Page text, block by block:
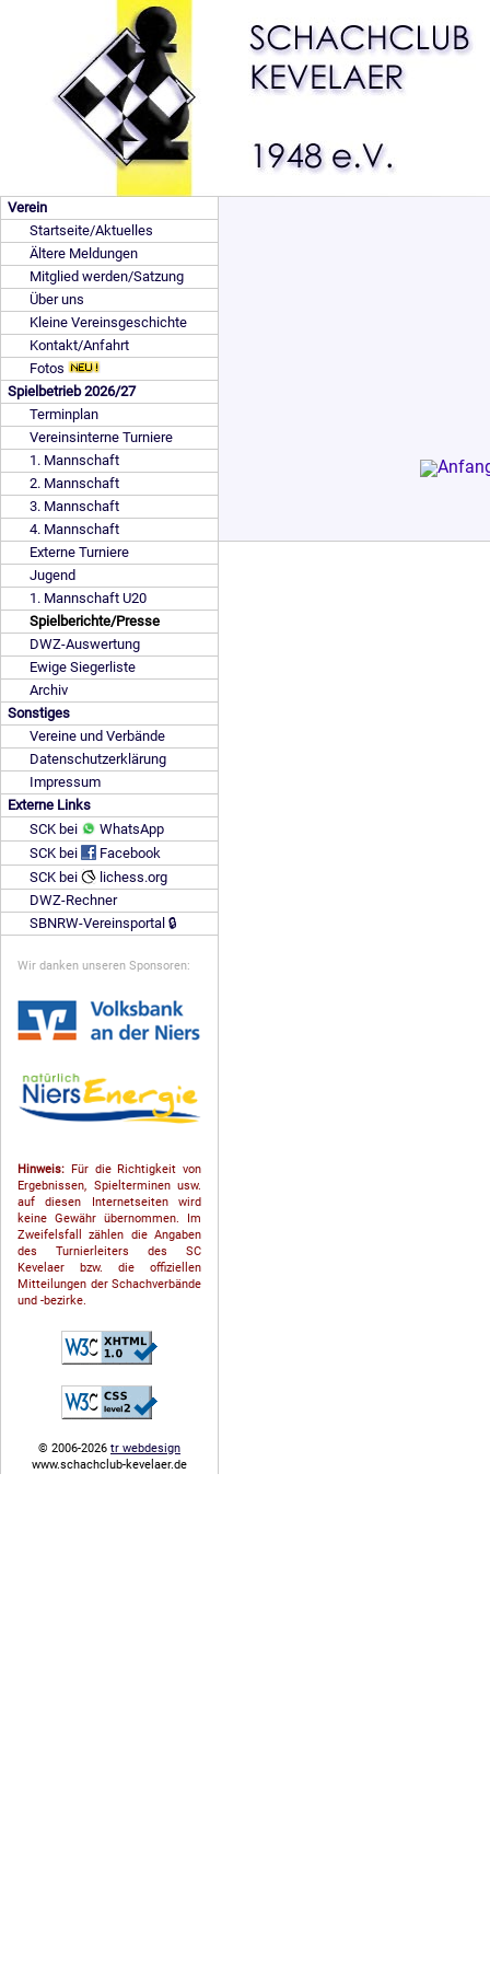
Verein
Startseite/Aktuelles
Ältere Meldungen
Mitglied werden/Satzung
Über uns
Kleine Vereinsgeschichte
Kontakt/Anfahrt
Fotos
Spielbetrieb 2026/27
Terminplan
Vereinsinterne Turniere
1. Mannschaft
2. Mannschaft
3. Mannschaft
4. Mannschaft
Externe Turniere
Jugend
1. Mannschaft U20
Spielberichte/Presse
DWZ-Auswertung
Ewige Siegerliste
Archiv
Sonstiges
Vereine und Verbände
Datenschutzerklärung
Impressum
Externe Links
SCK bei
WhatsApp
SCK bei
Facebook
SCK bei
lichess.org
DWZ-Rechner
SBNRW-Vereinsportal 🔒
Wir danken unseren Sponsoren:
Hinweis: Für die Richtigkeit von
Ergebnissen, Spielterminen usw.
auf diesen Internetseiten wird
keine Gewähr übernommen. Im
Zweifelsfall zählen die Angaben
des Turnierleiters des SC
Kevelaer bzw. die offiziellen
Mitteilungen der Schach­ver­bände
und -bezirke.
© 2006-2026 tr webdesign
www.schachclub-kevelaer.de